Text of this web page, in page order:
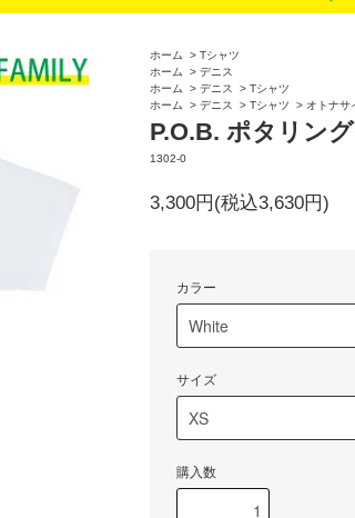
ホーム > Tシャツ
ホーム
> デニス
ホーム
> デニス > Tシャツ
ホーム
> デニス > Tシャツ > オトナサ
P.O.B. ポタリン
1302-0
3,300円(税込3,630円)
カラー
サイズ
購入数